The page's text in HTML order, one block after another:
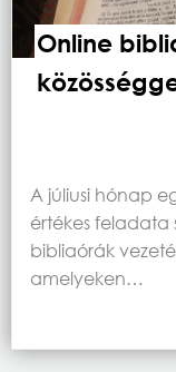
Online
A júliusi hónap
értékes feladata
bibliaórák
amelyeken…